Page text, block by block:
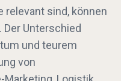
relevant sind, können
Unterschied
und teurem
von